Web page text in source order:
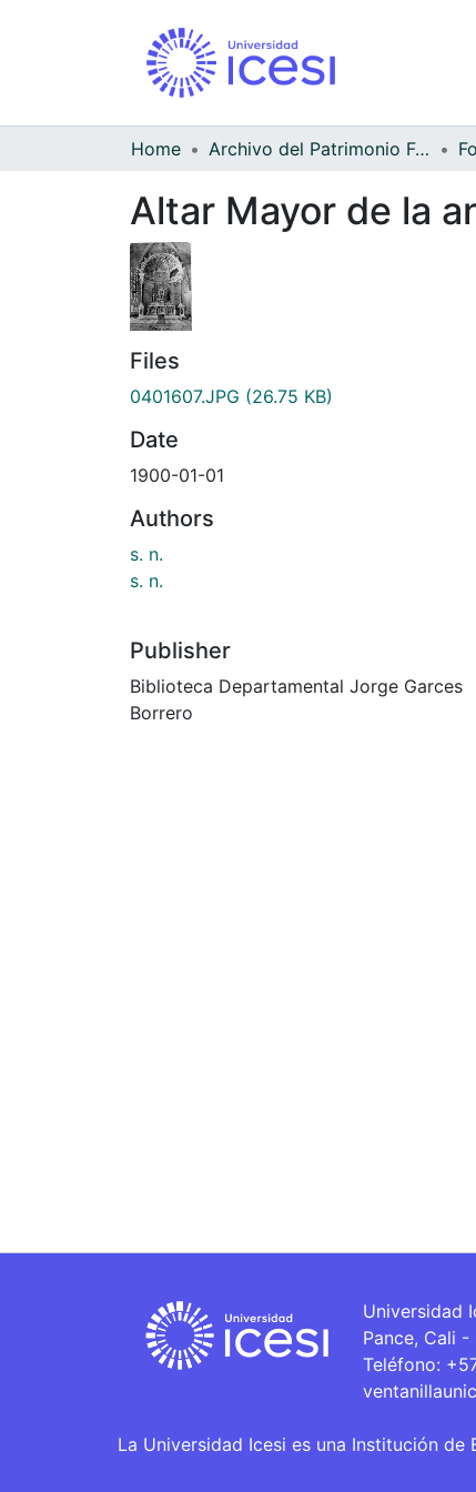
Home Archivo del Patrimonio Fotográfico y Fílmico del Valle del Cauca
Altar Mayor de la
Files
0401607.JPG (26.75 KB)
Date
1900-01-01
Authors
s. n.
s. n.
Publisher
Biblioteca Departamental Jorge Garces
Borrero
Universidad
Pance, Cali
Teléfono:
La Universidad Icesi es una Institución